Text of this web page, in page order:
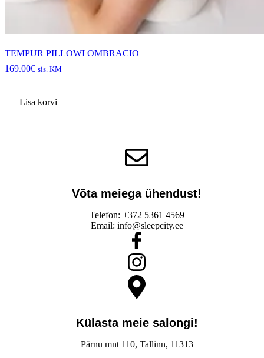
TEMPUR PILLOWI OMBRACIO
169.00€ sis. KM
Lisa korvi
Võta meiega ühendust!​
Telefon: +372 5361 4569
Email: info@sleepcity.ee
Külasta meie salongi!
Pärnu mnt 110, Tallinn, 11313